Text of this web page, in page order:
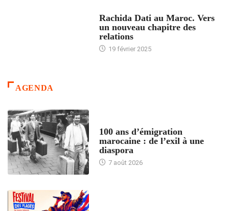
Rachida Dati au Maroc. Vers
un nouveau chapitre des
relations
19 février 2025
AGENDA
100 ans d’émigration
marocaine : de l’exil à une
diaspora
7 août 2026